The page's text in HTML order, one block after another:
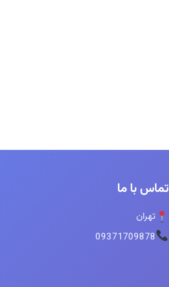
تماس با ما
تهران
09371709878